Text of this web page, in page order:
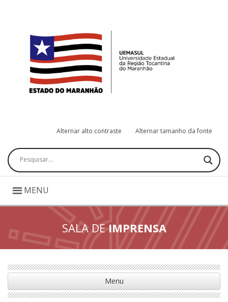
Alternar alto contraste Alternar tamanho da fonte
Pesquisar
MENU
SALA DEIMPRENSA
Menu